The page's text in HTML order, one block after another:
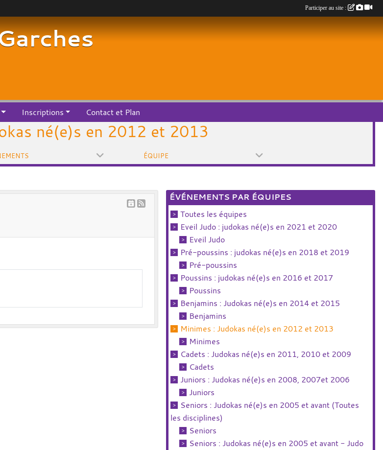
Inscriptions Contact et Plan
né(e)s en 2012 et 2013
ÉQUIPE
ÉVÉNEMENTS PAR ÉQUIPES
Toutes les équipes
Eveil Judo : judokas né(e)s en 2021 et 2020
Eveil Judo
Pré-poussins : judokas né(e)s en 2018 et 2019
Pré-poussins
Poussins : judokas né(e)s en 2016 et 2017
Poussins
Benjamins : Judokas né(e)s en 2014 et 2015
Benjamins
Minimes : Judokas né(e)s en 2012 et 2013
Minimes
Cadets : Judokas né(e)s en 2011, 2010 et 2009
Cadets
Juniors : Judokas né(e)s en 2008, 2007et 2006
Juniors
Seniors : Judokas né(e)s en 2005 et avant (Toutes
les disciplines)
Seniors
Seniors : Judokas né(e)s en 2005 et avant - Judo
Participer au site :